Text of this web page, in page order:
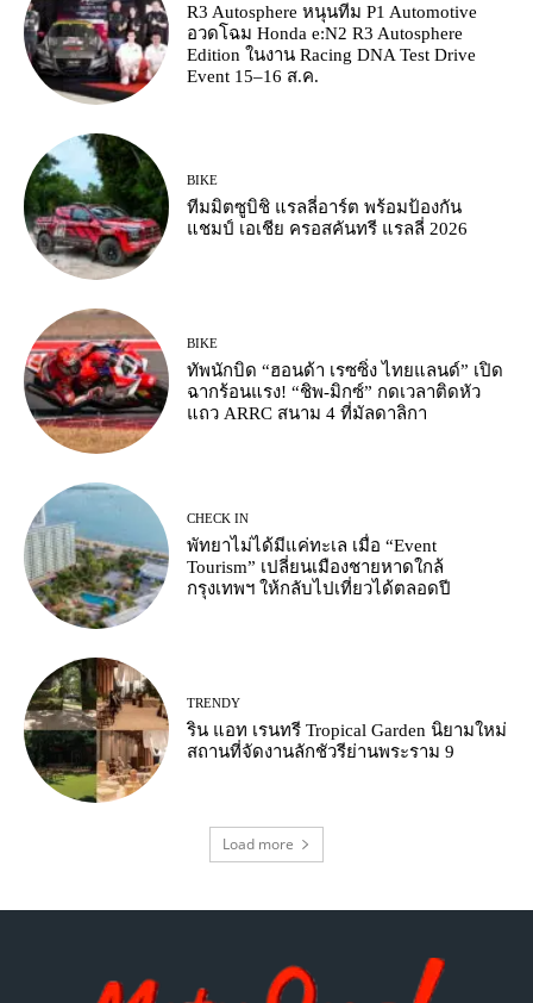
R3 Autosphere หนุนทีม P1 Automotive
อวดโฉม Honda e:N2 R3 Autosphere
Edition ในงาน Racing DNA Test Drive
Event 15–16 ส.ค.
BIKE
ทีมมิตซูบิชิ แรลลี่อาร์ต พร้อมป้องกัน
แชมป์ เอเชีย ครอสคันทรี แรลลี่ 2026
BIKE
ทัพนักบิด “ฮอนด้า เรซซิ่ง ไทยแลนด์” เปิด
ฉากร้อนแรง! “ชิพ-มิกซ์” กดเวลาติดหัว
แถว ARRC สนาม 4 ที่มัลดาลิกา
CHECK IN
พัทยาไม่ได้มีแค่ทะเล เมื่อ “Event
Tourism” เปลี่ยนเมืองชายหาดใกล้
กรุงเทพฯ ให้กลับไปเที่ยวได้ตลอดปี
TRENDY
ริน แอท เรนทรี Tropical Garden นิยามใหม่
สถานที่จัดงานลักชัวรีย่านพระราม 9
Load more